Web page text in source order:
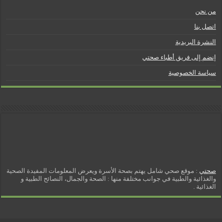
من نحن
اتصل بنا
النشرة البريدية
إنضم إلى فريق أطباء صحتي
سياسة الخصوصية
صحتي : موقع صحي شامل يهتم بصحة الأسرة ويعرض المعلومات المفيدة الصحية
والغذائية والطبية في جوانب مختلفة منها : الصحة والجمال، النصائح الطبية و
الغذائية .